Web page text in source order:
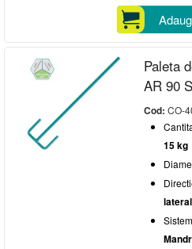
Paleta
AR 90 S
Cod:CO-
15 kg
lateral